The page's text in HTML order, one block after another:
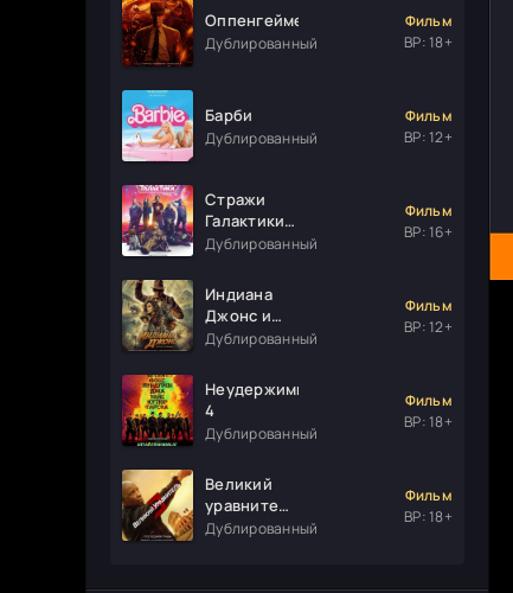
Оппенгеймер
Дублированный
Фильм
ВР: 18+
Барби
Дублированный
Фильм
ВР: 12+
Стражи
Галактики.
Часть 3
Дублированный
Фильм
ВР: 16+
Индиана
Джонс и
колесо
Дублированный
Фильм
ВР: 12+
Неудержимые
4
Дублированный
Фильм
ВР: 18+
Великий
уравнитель
3
Дублированный
Фильм
ВР: 18+